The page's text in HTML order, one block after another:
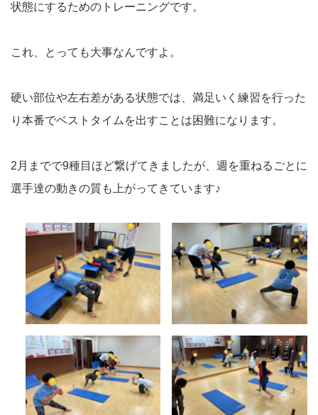
状態にするためのトレーニングです。
これ、とっても大事なんですよ。
硬い部位や左右差がある状態では、満足いく練習を行った
り本番でベストタイムを出すことは困難になります。
2月までで9種目ほど繋げてきましたが、週を重ねるごとに
選手達の動きの質も上がってきています♪